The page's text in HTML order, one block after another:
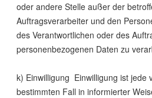
oder andere Stelle außer der
Auftragsverarbeiter und den
des Verantwortlichen oder des
personenbezogenen Daten zu
k) Einwilligung Einwilligung ist jede
bestimmten Fall in informierter